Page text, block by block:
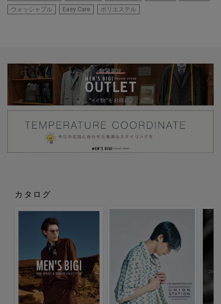
ウォッシャブル
Easy Care ポリエステル
カタログ